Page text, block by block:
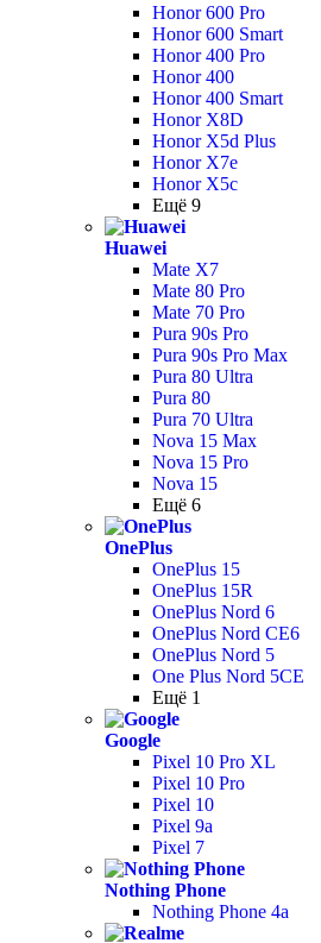
Honor 600 Pro
Honor 600 Smart
Honor 400 Pro
Honor 400
Honor 400 Smart
Honor X8D
Honor X5d Plus
Honor X7e
Honor X5c
Ещё 9
Huawei
Mate X7
Mate 80 Pro
Mate 70 Pro
Pura 90s Pro
Pura 90s Pro Max
Pura 80 Ultra
Pura 80
Pura 70 Ultra
Nova 15 Max
Nova 15 Pro
Nova 15
Ещё 6
OnePlus
OnePlus 15
OnePlus 15R
OnePlus Nord 6
OnePlus Nord CE6
OnePlus Nord 5
One Plus Nord 5CE
Ещё 1
Google
Pixel 10 Pro XL
Pixel 10 Pro
Pixel 10
Pixel 9a
Pixel 7
Nothing Phone
Nothing Phone 4a